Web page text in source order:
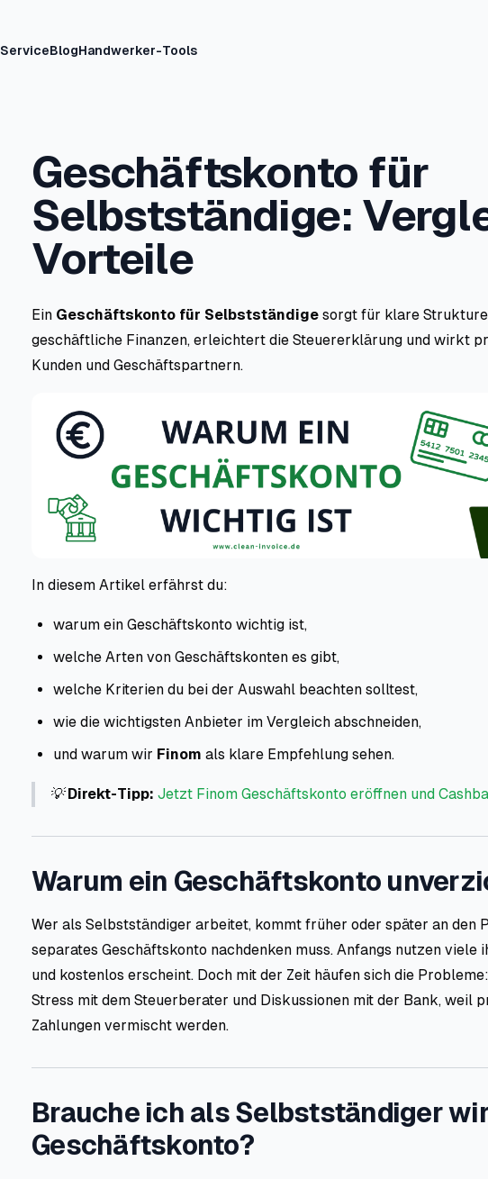
ServiceBlogHandwerker-Tools
Geschäftskonto für
Selbstständige:
Vorteile
Ein Geschäftskonto für Selbstständige sorgt für klare
geschäftliche Finanzen, erleichtert die Steuererklärung und wirkt
Kunden und Geschäftspartnern.
In diesem Artikel erfährst du:
warum ein Geschäftskonto wichtig ist,
welche Arten von Geschäftskonten es gibt,
welche Kriterien du bei der Auswahl beachten solltest,
wie die wichtigsten Anbieter im Vergleich abschneiden,
und warum wir Finom als klare Empfehlung sehen.
💡Direkt-Tipp: Jetzt Finom Geschäftskonto eröffnen und
Warum ein Geschäftskonto
Wer als Selbstständiger arbeitet, kommt früher oder später an den
separates Geschäftskonto nachdenken muss. Anfangs nutzen viele
und kostenlos erscheint. Doch mit der Zeit häufen sich die
Stress mit dem Steuerberater und Diskussionen mit der Bank, weil
Zahlungen vermischt werden.
Brauche ich als Selbstständiger
Geschäftskonto?